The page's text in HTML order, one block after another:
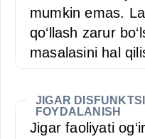
mumkin emas.
qo‘llash zarur
masalasini hal
JIGAR
FOYDALANISH
Jigar faoliyati